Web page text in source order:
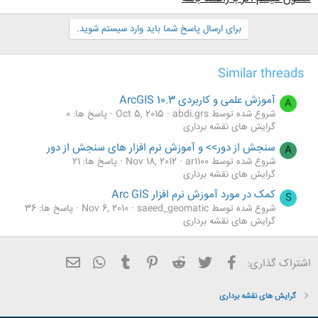
برای ارسال پاسخ شما باید وارد سیستم شوید.
Similar threads
A آموزش علمی و کاربردی ArcGIS 10.3
شروع شده توسط abdi.grs Oct 5, 2015
پاسخ ها: 0
گرایش های نقشه برداری
A سنجش از دور>> و آموزش نرم افزار های سنجش از دور
شروع شده توسط ar1100 Nov 18, 2012
پاسخ ها: 21
گرایش های نقشه برداری
S کمک در مورد آموزش نرم افزار Arc GIS
شروع شده توسط saeed_geomatic Nov 6, 2010
پاسخ ها: 36
گرایش های نقشه برداری
اشتراک گذاری: فیسبوک تویتر Reddit
Pinterest
Tumblr
WhatsApp
گرایش های نقشه برداری